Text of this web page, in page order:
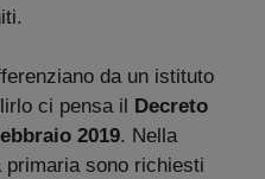
da un istituto
ci pensa il Decreto
2019. Nella
primaria sono richiesti